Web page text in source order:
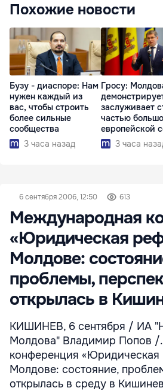
Похожие новости
Бузу - диаспоре: Нам
нужен каждый из
вас, чтобы строить
более сильные
сообщества
3 часа назад
Гросу:
заслуживает
частью
европейской
3 часа
6 сентября 2006, 12:50 613
Международная
«Юридическая
Молдове:
проблемы,
открылась в
КИШИНЕВ, 6 сентября / ИА
Молдова" Владимир Попов /
конференция
Молдове: состояние,
открылась в среду в